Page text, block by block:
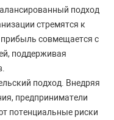
подход
стремятся к
прибыль совмещается с
поддерживая
подход. Внедряя
предприниматели
потенциальные риски